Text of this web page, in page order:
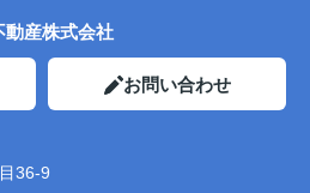
動産株式会社
お問い合わせ
36-9